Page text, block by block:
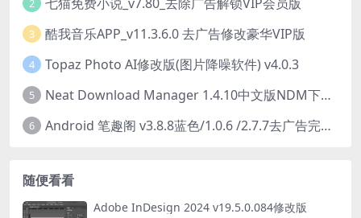
2
3 酷我音乐APP_v11.3.6.0 去广告修改豪华VIP版
4 Topaz Photo AI修改版(图片降噪软件) v4.0.3
5 Neat Download Manager 1.4.10中文版NDM下载器简称NDM
6 Android 笔趣阁 v3.8.8蓝色/1.0.6 /2.7.7去广告完美版
随便看看
Adobe InDesign 2024 v19.5.0.084修改版